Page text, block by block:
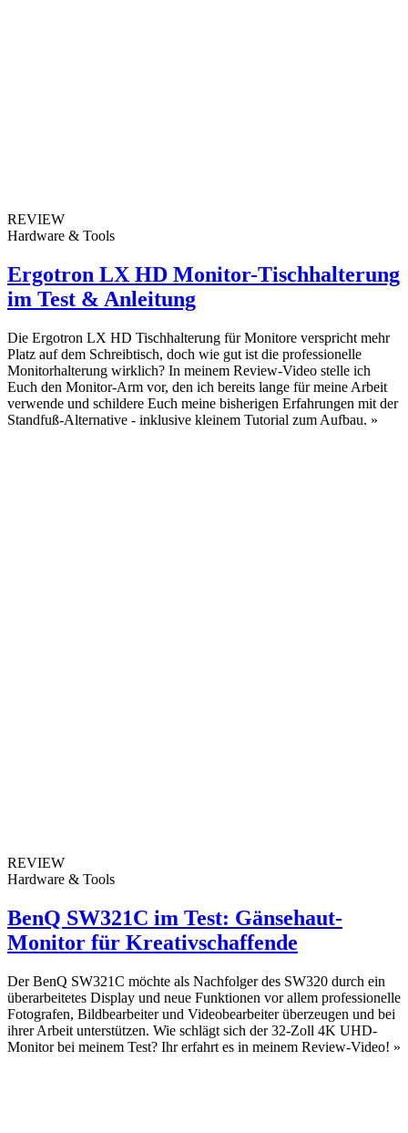
REVIEW
Hardware & Tools
Ergotron LX HD Monitor-Tischhalterung
im Test & Anleitung
Die Ergotron LX HD Tischhalterung für Monitore verspricht mehr
Platz auf dem Schreibtisch, doch wie gut ist die professionelle
Monitorhalterung wirklich? In meinem Review-Video stelle ich
Euch den Monitor-Arm vor, den ich bereits lange für meine Arbeit
verwende und schildere Euch meine bisherigen Erfahrungen mit der
Standfuß-Alternative - inklusive kleinem Tutorial zum Aufbau. »
REVIEW
Hardware & Tools
BenQ SW321C im Test: Gänsehaut-
Monitor für Kreativschaffende
Der BenQ SW321C möchte als Nachfolger des SW320 durch ein
überarbeitetes Display und neue Funktionen vor allem professionelle
Fotografen, Bildbearbeiter und Videobearbeiter überzeugen und bei
ihrer Arbeit unterstützen. Wie schlägt sich der 32-Zoll 4K UHD-
Monitor bei meinem Test? Ihr erfahrt es in meinem Review-Video! »